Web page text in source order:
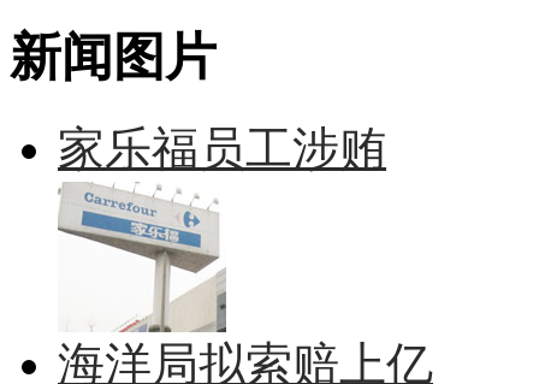
新闻图片
家乐福员工涉贿
海洋局拟索赔上亿